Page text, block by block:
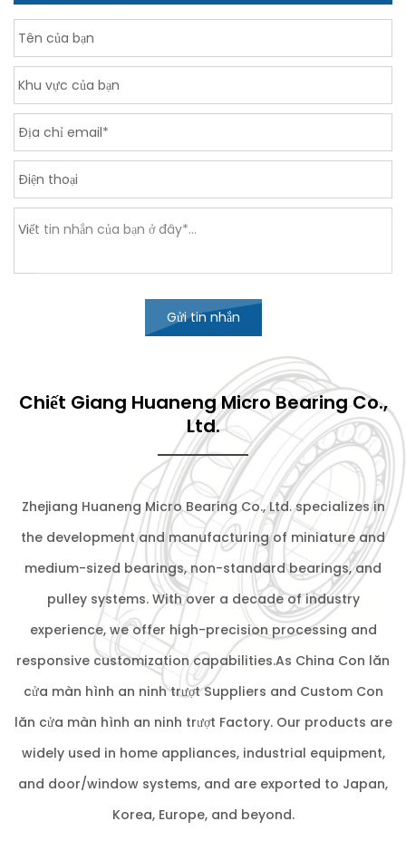
Gửi tin nhắn
Chiết Giang Huaneng Micro Bearing Co.,
Ltd.
Zhejiang Huaneng Micro Bearing Co., Ltd. specializes in
the development and manufacturing of miniature and
medium-sized bearings, non-standard bearings, and
pulley systems. With over a decade of industry
experience, we offer high-precision processing and
responsive customization capabilities.As China Con lăn
cửa màn hình an ninh trượt Suppliers and Custom Con
lăn cửa màn hình an ninh trượt Factory. Our products are
widely used in home appliances, industrial equipment,
and door/window systems, and are exported to Japan,
Korea, Europe, and beyond.